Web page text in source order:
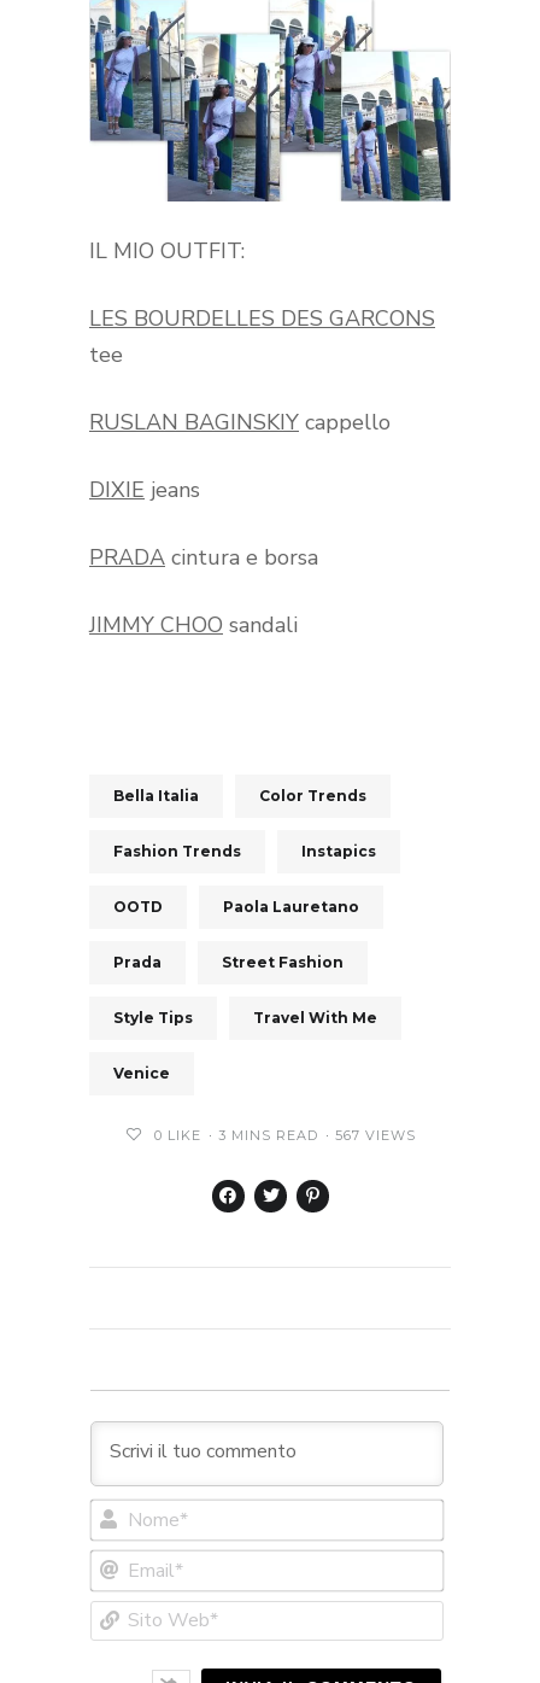
IL MIO OUTFIT:
LES BOURDELLES DES GARCONS
tee
RUSLAN BAGINSKIY cappello
DIXIE jeans
PRADA cintura e borsa
JIMMY CHOO sandali
Bella Italia Color Trends
Fashion Trends Instapics
OOTD Paola Lauretano
Prada Street Fashion
Style Tips Travel With Me
Venice
0 LIKE 3 MINS READ 567 VIEWS
Web*